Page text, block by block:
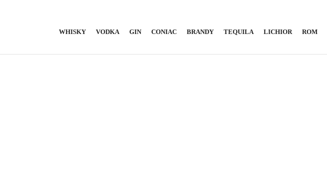
WHISKY VODKA GIN CONIAC BRANDY TEQUILA LICHIOR ROM